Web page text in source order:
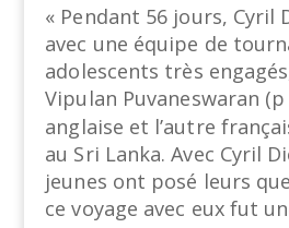
« Pendant 56 jours, Cyril
avec une équipe de
adolescents très
Vipulan Puvaneswaran (p
anglaise et l’autre
au Sri Lanka. Avec Cyril
jeunes ont posé leurs
ce voyage avec eux fut